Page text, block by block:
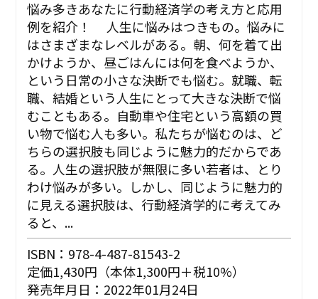
悩み多きあなたに行動経済学の考え方と応用
例を紹介！ 人生に悩みはつきもの。悩みに
はさまざまなレベルがある。朝、何を着て出
かけようか、昼ごはんには何を食べようか、
という日常の小さな決断でも悩む。就職、転
職、結婚という人生にとって大きな決断で悩
むこともある。自動車や住宅という高額の買
い物で悩む人も多い。私たちが悩むのは、ど
ちらの選択肢も同じように魅力的だからであ
る。人生の選択肢が無限に多い若者は、とり
わけ悩みが多い。しかし、同じように魅力的
に見える選択肢は、行動経済学的に考えてみ
ると、...
ISBN：978-4-487-81543-2
定価1,430円（本体1,300円＋税10%）
発売年月日：2022年01月24日